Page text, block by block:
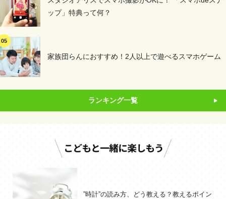
ップ」特典って何？
家族団らんにおすすめ！2人以上で遊べるスマホゲーム
ランキング一覧
”時計”の読み方、どう教える？教えるポイン